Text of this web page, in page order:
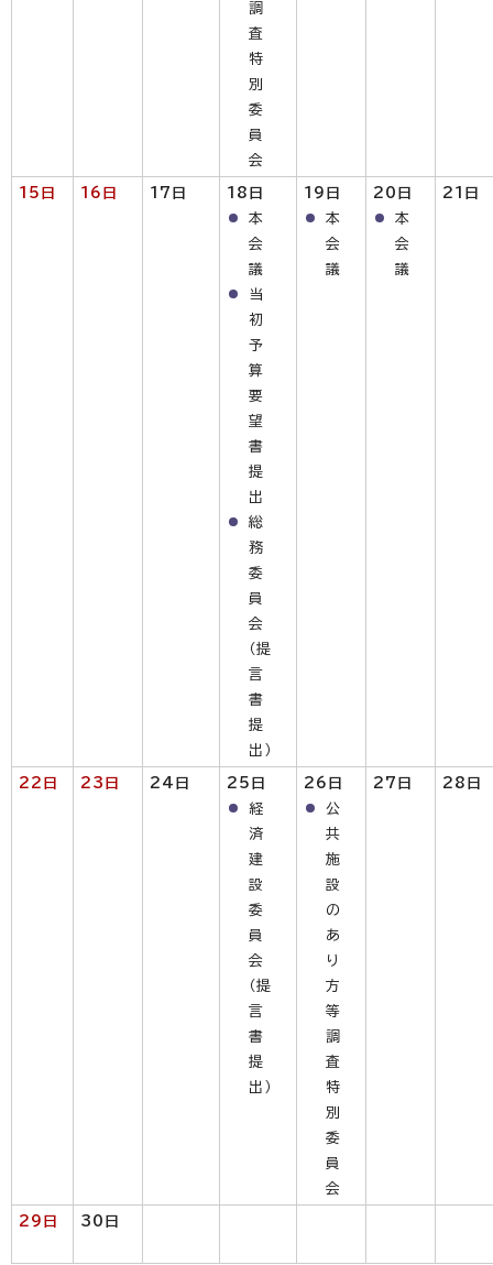
調
査
特
別
委
員
会
15日 16日 17日 18 日
本
会
議
当
初
予
算
要
望
書
提
出
総
務
委
員
会
（提
言
書
提
出）
19日
本
会
議
20日
本
会
議
21日
22日 23日 24日
25日
経
済
建
設
委
員
会
（提
言
書
提
出）
26日
公
共
施
設
の
あ
り
方
等
調
査
特
別
委
員
会
27日 28日
29日 30日